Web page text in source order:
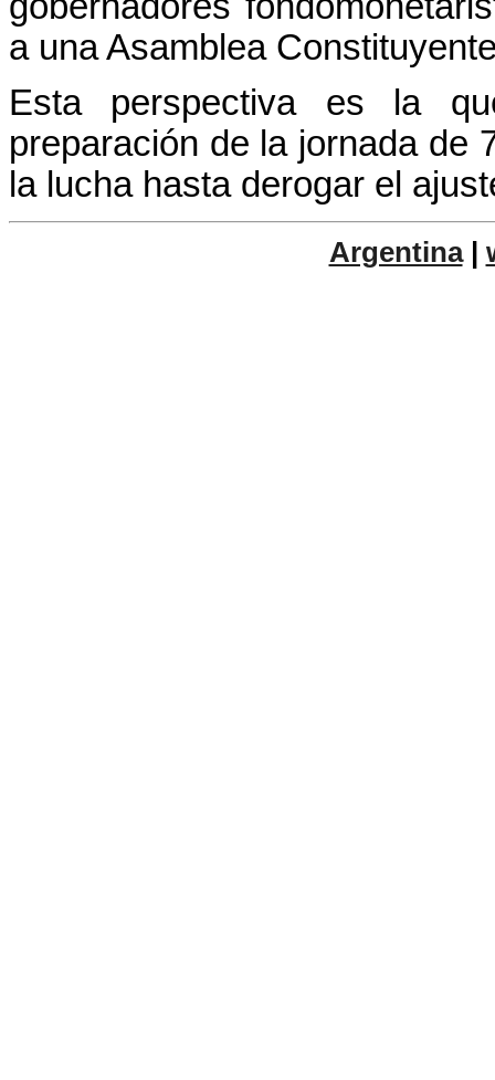
a una Asamblea
Esta perspectiva es la
preparación de la jornada de
la lucha hasta derogar el
Argentina|